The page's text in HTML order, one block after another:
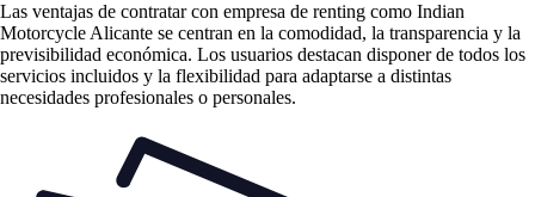
Las ventajas de contratar con empresa de renting como Indian
Motorcycle Alicante se centran en la comodidad, la transparencia y la
previsibilidad económica. Los usuarios destacan disponer de todos los
servicios incluidos y la flexibilidad para adaptarse a distintas
necesidades profesionales o personales.